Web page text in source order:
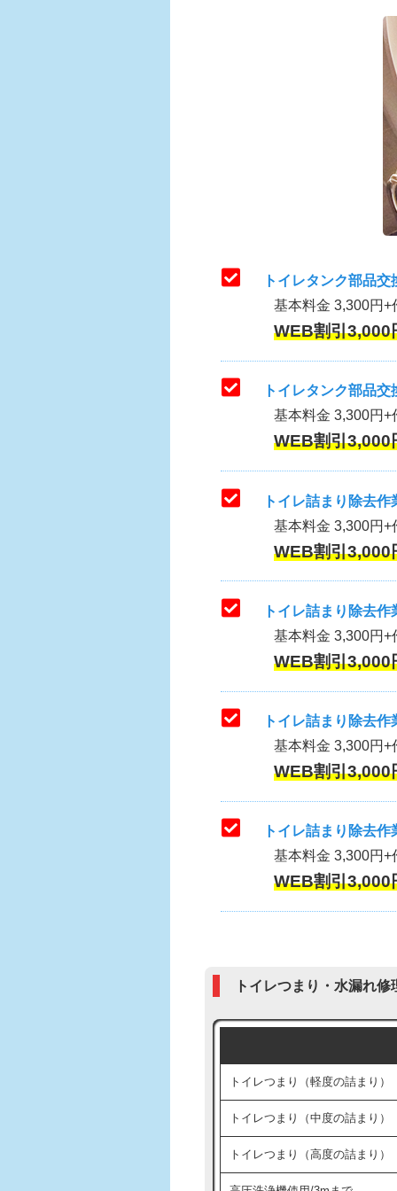
トイレタンク部品
基本料金 3,300円
WEB割引
トイレタンク部品
基本料金 3,300円+
WEB割引
トイレ詰まり除去作
基本料金 3,300円+
WEB割引
トイレ詰まり除去
基本料金 3,300円+
WEB割引
トイレ詰まり除去
基本料金 3,300円+
WEB割引
トイレ詰まり除去
基本料金 3,300円+
WEB割引
トイレつまり・水漏れ
トイレつまり（軽度の詰まり）
トイレつまり（中度の詰まり）
トイレつまり（高度の詰まり）